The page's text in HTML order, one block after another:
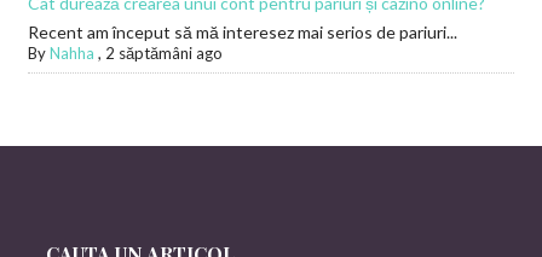
Recent am început să mă interesez mai serios de pariuri...
ByNahha , 2 săptămâni ago